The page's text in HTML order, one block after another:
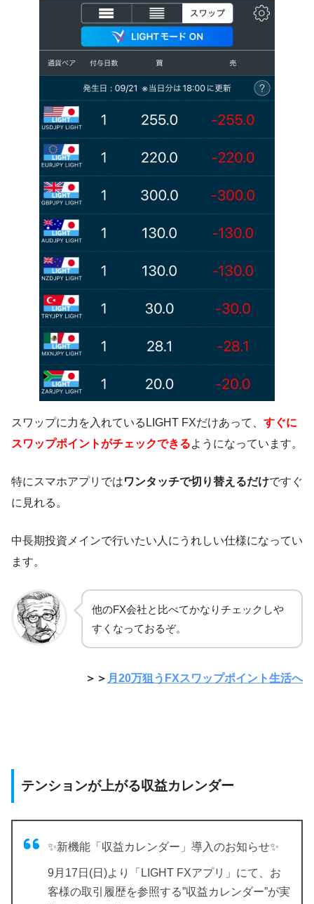
スワップに力を入れているLIGHT FXだけあって、 すぐに
スワップポイントがチェックできるようになっています。
特にスマホアプリではワンタッチで切り替えるだけですぐ
に見れる。
中長期投資メインで行いたい人にうれしい仕様になってい
ます。
他のFX会社と比べてかなりチェックしや
すくなっておるぞ。
＞＞ 月20万狙うFXスワップポイント生活へ
テンションが上がる収益カレンダー
✨新機能「収益カレンダー」導入のお知らせ✨
9月17日(日)より「LIGHT FXアプリ」にて、お
客様の取引履歴を参照する”収益カレンダー”が実